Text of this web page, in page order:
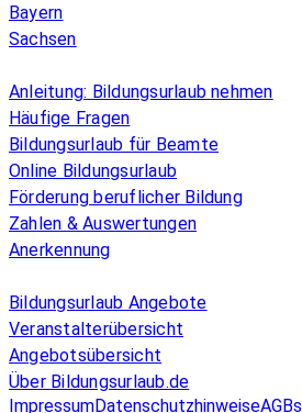
Bayern
Sachsen
Anleitung: Bildungsurlaub nehmen
Häufige Fragen
Bildungsurlaub für Beamte
Online Bildungsurlaub
Förderung beruflicher Bildung
Zahlen & Auswertungen
Anerkennung
Bildungsurlaub Angebote
Veranstalterübersicht
Angebotsübersicht
Über Bildungsurlaub.de
ImpressumDatenschutzhinweiseAGBs